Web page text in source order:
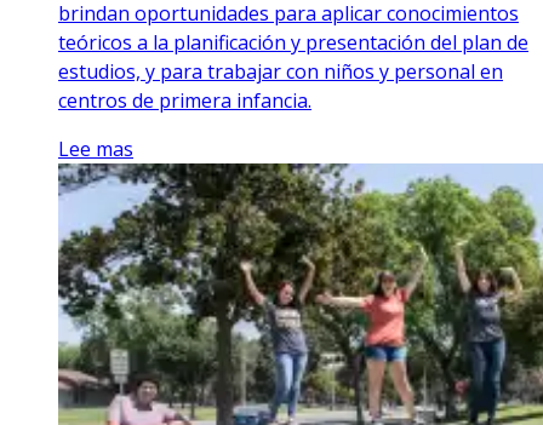
brindan oportunidades para aplicar conocimientos
teóricos a la planificación y presentación del plan de
estudios, y para trabajar con niños y personal en
centros de primera infancia.
Lee mas